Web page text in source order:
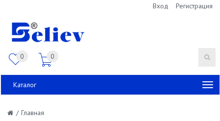
Вход Регистрация
0 0
Каталог
/ Главная